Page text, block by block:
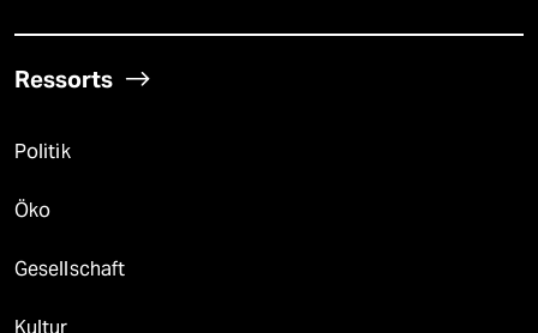
Ressorts
Politik
Öko
Gesellschaft
Kultur